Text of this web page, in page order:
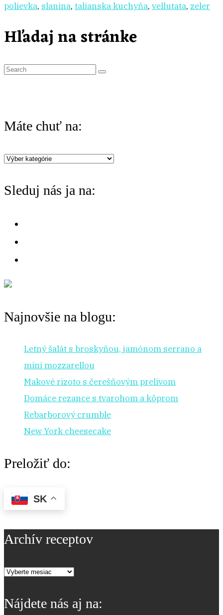
polievka, slanina, talianska kuchyňa, vellutata, zeler
Hľadaj na stránke
S
c
f
o
Máte chuť na:
Máte
na:
Sleduj nás ja na:
Najnovšie na blogu:
Letný šalát s broskyňou, jamónom serrano a
mini mozzarellou
Makové rizoto s čerešňovým prelivom
Domáce rezance s tvarohom a kôprom
Rebarborový crumble
New York cheesecake
Preložiť do:
SK
Archív receptov
Archív
Nájdete nás aj na: